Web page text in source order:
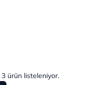
3ürün listeleniyor.